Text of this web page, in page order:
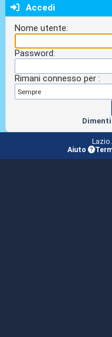
Accedi
Nome utente:
Password:
Rimani connesso per :
Aiuto